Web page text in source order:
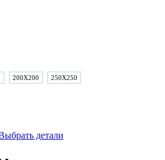
200X200 250X250
детали